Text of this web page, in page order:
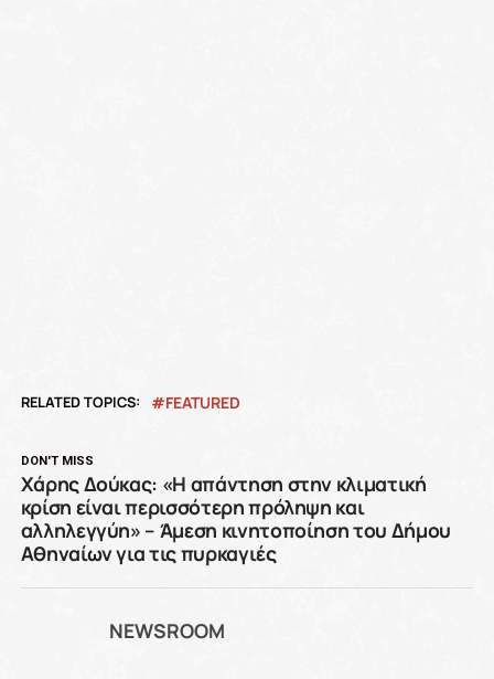
RELATED TOPICS: FEATURED
DON'T MISS
Χάρης Δούκας: «Η απάντηση στην κλιματική
κρίση είναι περισσότερη πρόληψη και
αλληλεγγύη» – Άμεση κινητοποίηση του Δήμου
Αθηναίων για τις πυρκαγιές
NEWSROOM